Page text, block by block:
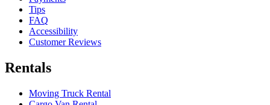
Tips
FAQ
Accessibility
Customer Reviews
Rentals
Moving Truck Rental